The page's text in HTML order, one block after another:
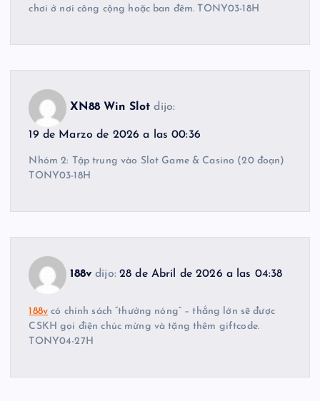
chơi ở nơi công cộng hoặc ban đêm. TONY03-18H
XN88 Win Slot dijo:
19 de Marzo de 2026 a las 00:36
Nhóm 2: Tập trung vào Slot Game & Casino (20 đoạn)
TONY03-18H
188v dijo: 28 de Abril de 2026 a las 04:38
188v có chính sách “thưởng nóng” – thắng lớn sẽ được
CSKH gọi điện chúc mừng và tặng thêm giftcode.
TONY04-27H